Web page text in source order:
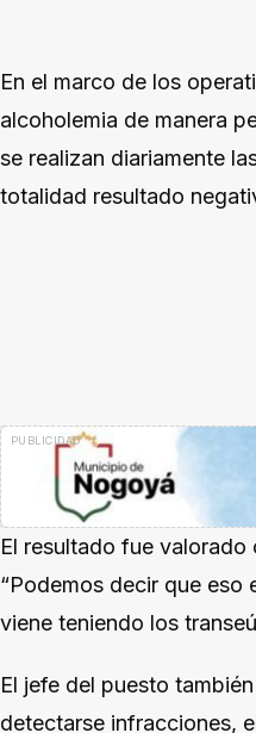
En el marco de los
alcoholemia de manera
se realizan diariamente
totalidad resultado
El resultado fue
“Podemos decir que eso
viene teniendo los
El jefe del puesto
detectarse infracciones,